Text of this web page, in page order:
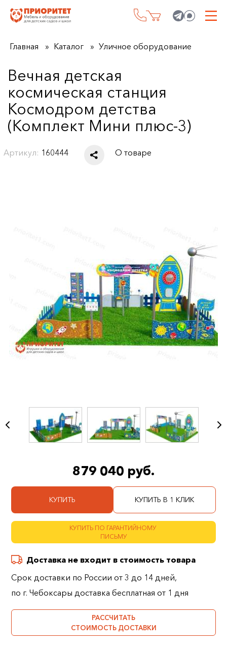
Главная Каталог Уличное оборудование
Вечная детская
космическая станция
Космодром детства
(Комплект Мини плюс-3)
Артикул: 160444 О товаре
879 040 руб.
КУПИТЬ КУПИТЬ В 1 КЛИК
КУПИТЬ ПО ГАРАНТИЙНОМУ
ПИСЬМУ
Доставка не входит в стоимость товара
Срок доставки по России от 3 до 14 дней,
по г. Чебоксары доставка бесплатная от 1 дня
РАССЧИТАТЬ
СТОИМОСТЬ ДОСТАВКИ